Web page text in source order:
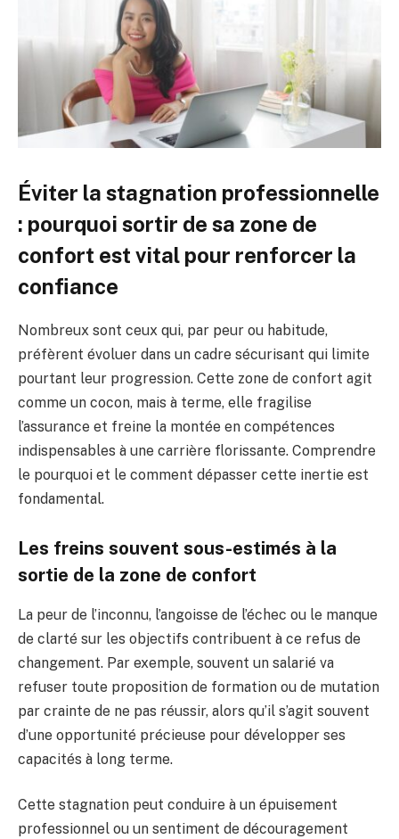
Éviter la stagnation professionnelle
: pourquoi sortir de sa zone de
confort est vital pour renforcer la
confiance
Nombreux sont ceux qui, par peur ou habitude,
préfèrent évoluer dans un cadre sécurisant qui limite
pourtant leur progression. Cette zone de confort agit
comme un cocon, mais à terme, elle fragilise
l’assurance et freine la montée en compétences
indispensables à une carrière florissante. Comprendre
le pourquoi et le comment dépasser cette inertie est
fondamental.
Les freins souvent sous-estimés à la
sortie de la zone de confort
La peur de l’inconnu, l’angoisse de l’échec ou le manque
de clarté sur les objectifs contribuent à ce refus de
changement. Par exemple, souvent un salarié va
refuser toute proposition de formation ou de mutation
par crainte de ne pas réussir, alors qu’il s’agit souvent
d’une opportunité précieuse pour développer ses
capacités à long terme.
Cette stagnation peut conduire à un épuisement
professionnel ou un sentiment de découragement